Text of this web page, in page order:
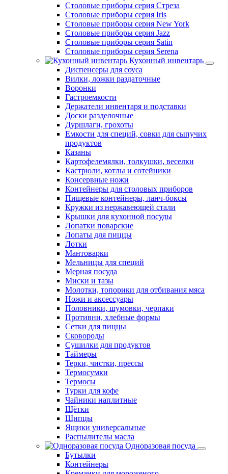
Столовые приборы серия Стреза
Столовые приборы серия Iris
Столовые приборы серия New York
Столовые приборы серия Jazz
Столовые приборы серия Satin
Столовые приборы серия Serena
Кухонный инвентарь
Диспенсеры для соуса
Вилки, ложки раздаточные
Воронки
Гастроемкости
Держатели инвентаря и подставки
Доски разделочные
Дуршлаги, грохоты
Емкости для специй, совки для сыпучих
продуктов
Казаны
Картофелемялки, толкушки, веселки
Кастрюли, котлы и сотейники
Консервные ножи
Контейнеры для столовых приборов
Пищевые контейнеры, ланч-боксы
Кружки из нержавеющей стали
Крышки для кухонной посуды
Лопатки поварские
Лопаты для пиццы
Лотки
Мантоварки
Мельницы для специй
Мерная посуда
Миски и тазы
Молотки, топорики для отбивания мяса
Ножи и аксессуары
Половники, шумовки, черпаки
Противни, хлебные формы
Сетки для пиццы
Сковороды
Сушилки для продуктов
Таймеры
Терки, чистки, прессы
Термосумки
Термосы
Турки для кофе
Чайники наплитные
Щётки
Щипцы
Ящики универсальные
Распылителы масла
Одноразовая посуда
Бутылки
Контейнеры